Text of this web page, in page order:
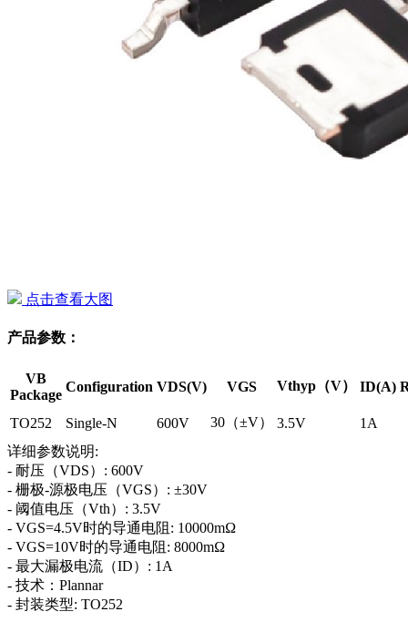
点击查看大图
产品参数：
VB
Package
Configuration VDS(V) VGS Vthyp（V） ID(A)
TO252 Single-N 600V 30（±V） 3.5V
1A
详细参数说明:
- 耐压（VDS）: 600V
- 栅极-源极电压（VGS）: ±30V
- 阈值电压（Vth）: 3.5V
- VGS=4.5V时的导通电阻: 10000mΩ
- VGS=10V时的导通电阻: 8000mΩ
- 最大漏极电流（ID）: 1A
- 技术：Plannar
- 封装类型: TO252